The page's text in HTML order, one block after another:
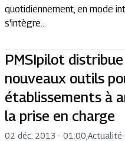
quotidiennement, en mode
s'intègre...
PMSIpilot
nouveaux outils
établissements à
la prise en charge
02 déc. 2013 - 01:00 Actualité-